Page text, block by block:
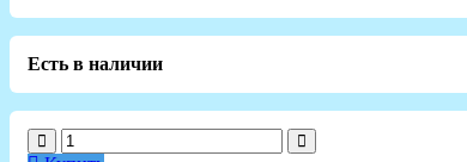
Есть в наличии